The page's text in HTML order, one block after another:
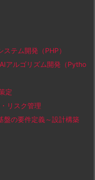
テム開発（PHP）
アルゴリズム開発（Pytho
定
リスク管理
盤の要件定義～設計構築